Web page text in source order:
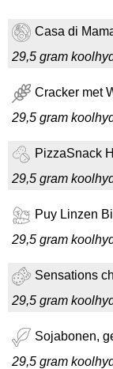
Casa di
29,5 gram
Cracker met
29,5 gram
PizzaSnack
29,5 gram
Puy Linzen
29,5 gram
Sensations
29,5 gram
Sojabonen,
29,5 gram